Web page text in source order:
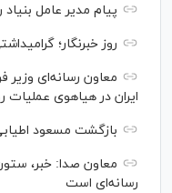
پیام مدیر عامل
روز خبرنگار؛
معاون رسانه‌ای وزیر
ایران در هیاهوی
بازگشت مسعود
معاون صدا: خبر،
رسانه‌ای است